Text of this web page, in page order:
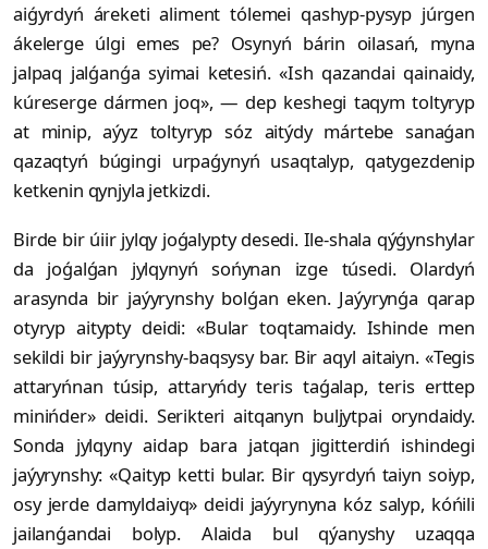
aiǵyrdyń áreketi aliment tólemei qashyp-pysyp júrgen
ákelerge úlgi emes pe? Osynyń bárin oilasań, myna
jalpaq jalǵanǵa syimai ketesiń. «Ish qazandai qainaidy,
kúreserge dármen joq», — dep keshegi taqym toltyryp
at minip, aýyz toltyryp sóz aitýdy mártebe sanaǵan
qazaqtyń búgingi urpaǵynyń usaqtalyp, qatygezdenip
ketkenin qynjyla jetkizdi.
Birde bir úiir jylqy joǵalypty desedi. Ile-shala qýǵynshylar
da joǵalǵan jylqynyń sońynan izge túsedi. Olardyń
arasynda bir jaýyrynshy bolǵan eken. Jaýyrynǵa qarap
otyryp aitypty deidi: «Bular toqtamaidy. Ishinde men
sekildi bir jaýyrynshy-baqsysy bar. Bir aqyl aitaiyn. «Tegis
attaryńnan túsip, attaryńdy teris taǵalap, teris erttep
minińder» deidi. Serikteri aitqanyn buljytpai oryndaidy.
Sonda jylqyny aidap bara jatqan jigitterdiń ishindegi
jaýyrynshy: «Qaityp ketti bular. Bir qysyrdyń taiyn soiyp,
osy jerde damyldaiyq» deidi jaýyrynyna kóz salyp, kóńili
jailanǵandai bolyp. Alaida bul qýanyshy uzaqqa